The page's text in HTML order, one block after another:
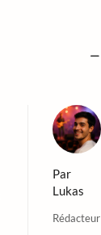
Par
Lukas
Rédacteur